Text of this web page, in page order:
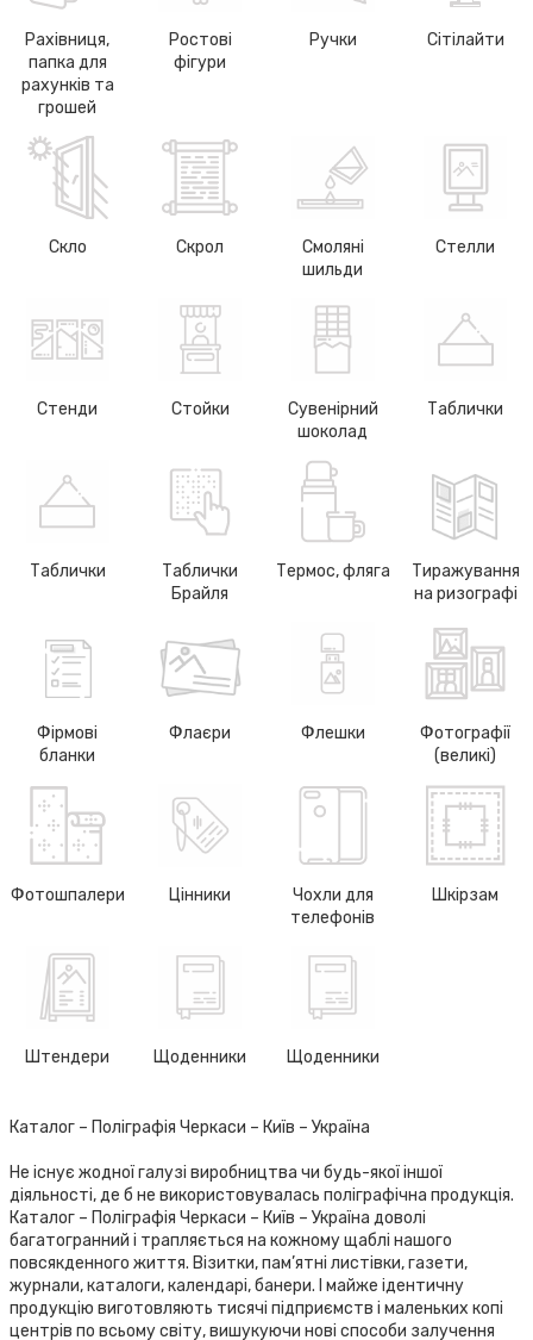
Рахівниця,
папка для
рахунків та
грошей
Ростові
фігури
Ручки Сітілайти
Скло Скрол
Смоляні
шильди
Стелли
Стенди Стойки
Сувенірний
шоколад
Таблички
Таблички
Таблички
Брайля
Термос, фляга
Тиражування
на ризографі
Фірмові
бланки
Флаєри Флешки
Фотографії
(великі)
Фотошпалери Цінники
Чохли для
телефонів
Шкірзам
Штендери Щоденники Щоденники
Каталог – Поліграфія Черкаси – Київ – Україна
Не існує жодної галузі виробництва чи будь-якої іншої
діяльності, де б не використовувалась поліграфічна продукція.
Каталог – Поліграфія Черкаси – Київ – Україна доволі
багатогранний і трапляється на кожному щаблі нашого
повсякденного життя. Візитки, пам’ятні листівки, газети,
журнали, каталоги, календарі, банери. І майже ідентичну
продукцію виготовляють тисячі підприємств і маленьких копі
центрів по всьому світу, вишукуючи нові способи залучення